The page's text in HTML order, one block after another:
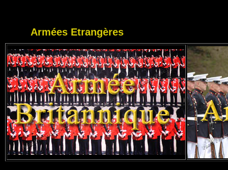
Armées Etrangères